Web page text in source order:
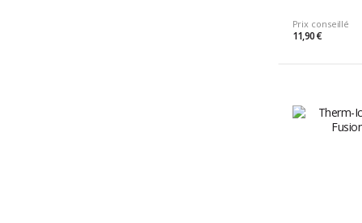
Prix conseillé
11,90 €